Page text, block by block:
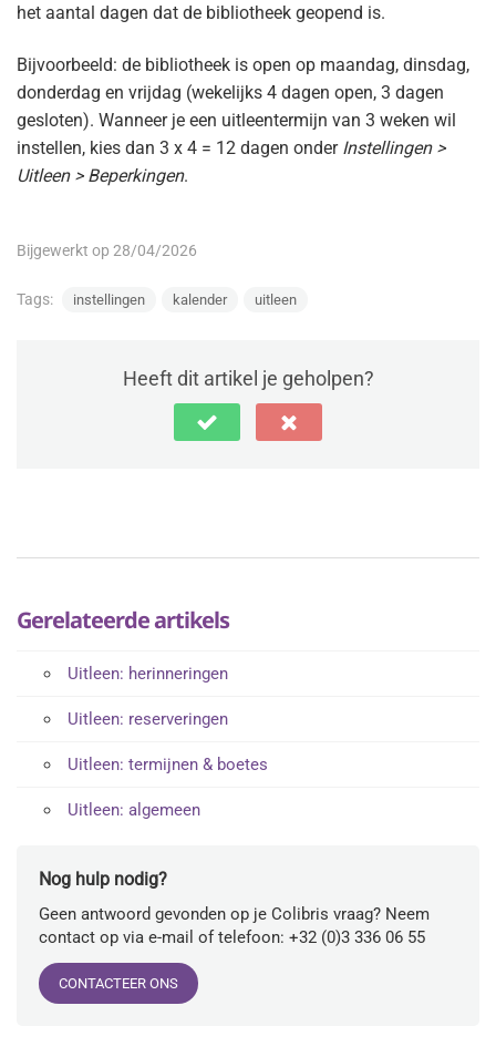
het aantal dagen dat de bibliotheek geopend is.
Bijvoorbeeld: de bibliotheek is open op maandag, dinsdag,
donderdag en vrijdag (wekelijks 4 dagen open, 3 dagen
gesloten). Wanneer je een uitleentermijn van 3 weken wil
instellen, kies dan 3 x 4 = 12 dagen onder Instellingen >
Uitleen > Beperkingen.
Bijgewerkt op 28/04/2026
Tags: instellingen kalender uitleen
Heeft dit artikel je geholpen?
Gerelateerde artikels
Uitleen: herinneringen
Uitleen: reserveringen
Uitleen: termijnen & boetes
Uitleen: algemeen
Nog hulp nodig?
Geen antwoord gevonden op je Colibris vraag? Neem
contact op via e-mail of telefoon: +32 (0)3 336 06 55
CONTACTEER ONS